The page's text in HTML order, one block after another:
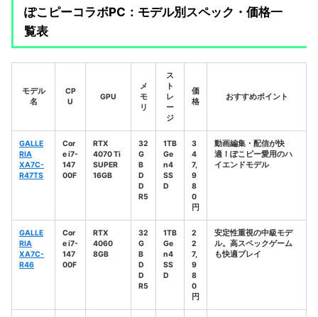
ぽこピーコラボPC：モデル別スペック・価格一
覧表
モデル
名
CP
U
GPU
メ
モ
リ
ス
ト
レ
ー
ジ
価
格
おすすめポイント
GALLE
RIA
XA7C-
R47TS
Cor
e i7-
147
00F
RTX
4070 Ti
SUPER
16GB
32
G
B
D
D
R5
1TB
Ge
n4
SS
D
3
4
7,
9
8
0
円
動画編集・配信が快
適！ぽこピー愛用のハ
イエンドモデル
GALLE
RIA
XA7C-
R46
Cor
e i7-
147
00F
RTX
4060
8GB
32
G
B
D
D
R5
1TB
Ge
n4
SS
D
2
2
7,
9
8
0
円
安定性重視の中級モデ
ル。高スペックゲーム
も快適プレイ